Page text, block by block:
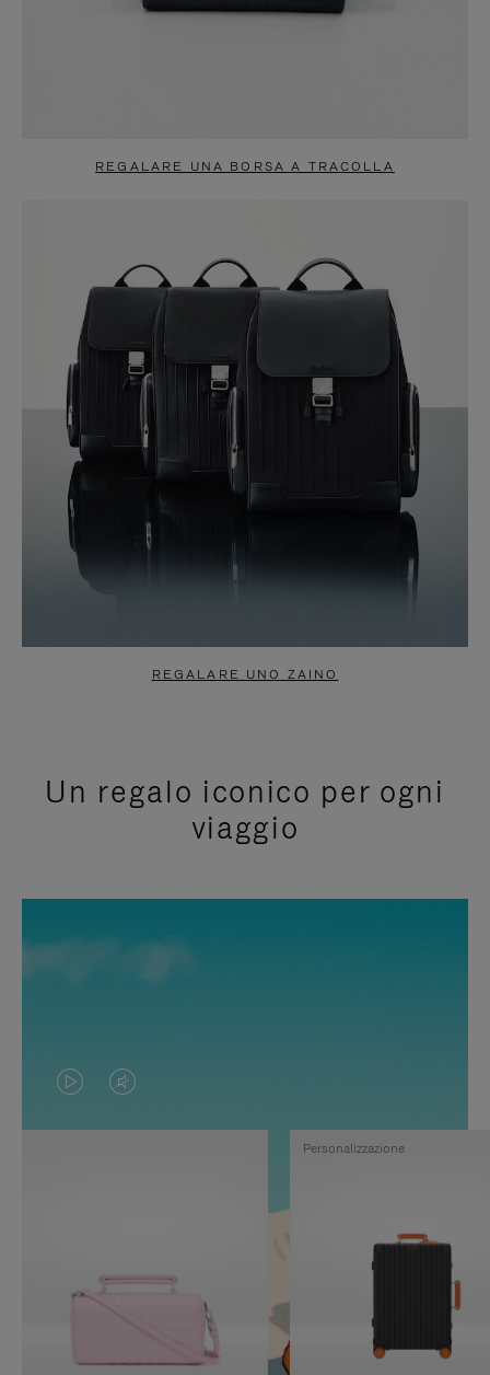
REGALARE UNA BORSA A TRACOLLA
REGALARE UNO ZAINO
Un regalo iconico per ogni
viaggio
IL
VIDEO
PAUSA,
PREMERE
IL
VIDEO
SILENZIATO,
ATTIVARE
Personalizzazione